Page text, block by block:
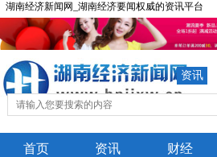
湖南经济新闻网_湖南经济要闻权威的资讯平台
资讯
首页 资讯 财经